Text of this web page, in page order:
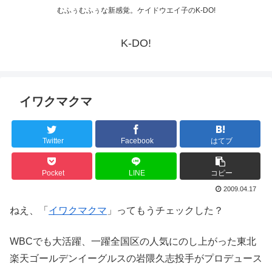
むふぅむふぅな新感覚。ケイドウエイ子のK-DO!
K-DO!
イワクマクマ
Twitter Facebook はてブ
Pocket LINE コピー
2009.04.17
ねえ、「 イワクマクマ 」ってもうチェックした？
WBCでも大活躍、一躍全国区の人気にのし上がった東北
楽天ゴールデンイーグルスの岩隈久志投手がプロデュース